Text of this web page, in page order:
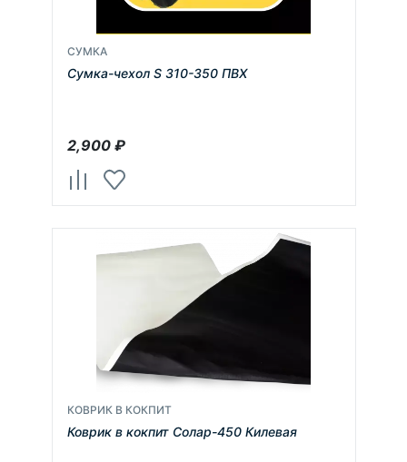
СУМКА
Сумка-чехол S 310-350 ПВХ
2,900₽
КОВРИК В КОКПИТ
Коврик в кокпит Солар-450 Килевая